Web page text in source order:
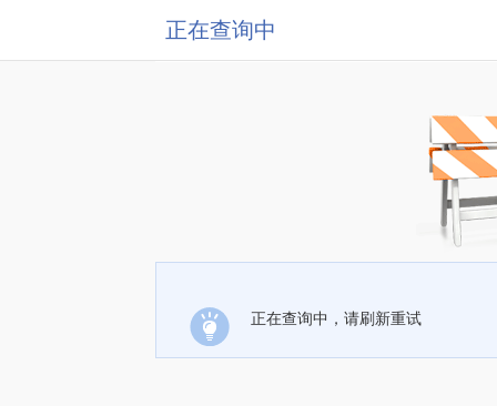
正在查询中
正在查询中，请刷新重试